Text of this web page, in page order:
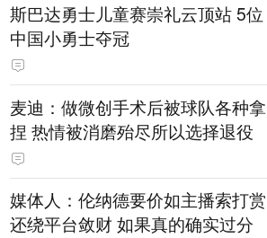
斯巴达勇士儿童赛崇礼云顶站 5位
中国小勇士夺冠
麦迪：做微创手术后被球队各种拿
捏 热情被消磨殆尽所以选择退役
媒体人：伦纳德要价如主播索打赏
还绕平台敛财 如果真的确实过分